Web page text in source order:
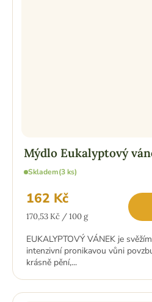
Mýdlo Eukalyptový
Skladem(3 ks)
162 Kč
Měrná
170,53 Kč / 100 g
EUKALYPTOVÝ VÁNEK je
intenzivní pronikavou vůni
krásně pění,...